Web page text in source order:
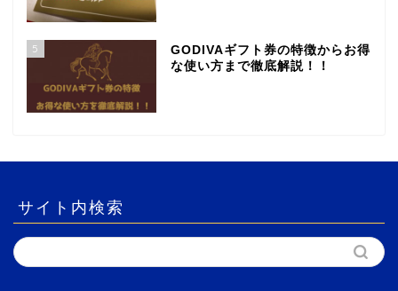
5
GODIVAギフト券の特徴からお得
な使い方まで徹底解説！！
サイト内検索